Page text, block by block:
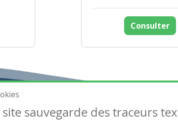
Consulter
Articles
sauvegarde des traceurs